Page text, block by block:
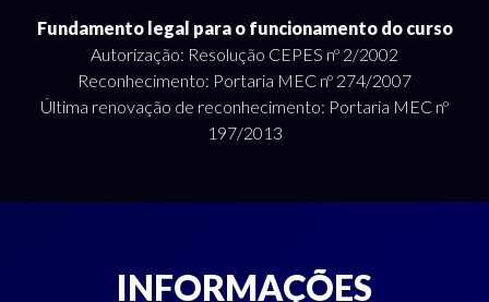
Fundamento legal para o funcionamento do curso
Autorização: Resolução CEPES nº 2/2002
Reconhecimento: Portaria MEC nº 274/2007
Última renovação de reconhecimento: Portaria MEC nº
197/2013
INFORMAÇÕES